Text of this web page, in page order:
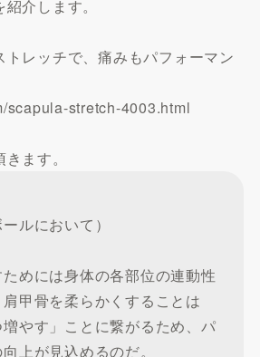
介します。
トレッチで、痛みもパフォーマン
scapula-stretch-4003.html
ます。
ルにおいて）
めには身体の各部位の連動性
甲骨を柔らかくすることは
増やす」ことに繋がるため、パ
上が見込めるのだ。